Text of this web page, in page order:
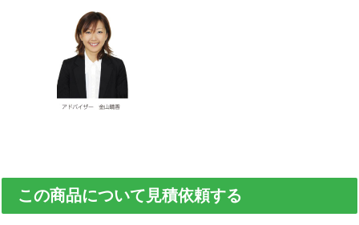
この商品について見積依頼する